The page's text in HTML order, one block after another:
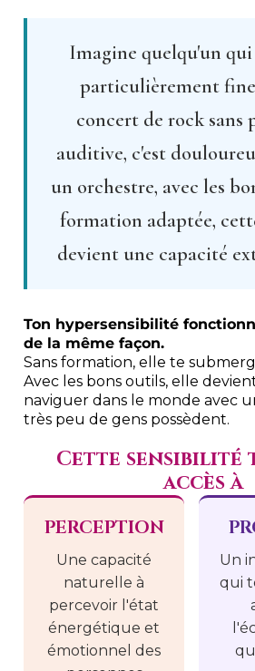
Imagine quelqu'un
particulièrement
concert de rock sans
auditive, c'est
un orchestre, avec les
formation adaptée,
devient une capacité
Ton hypersensibilité
de la même façon.
Sans formation, elle te
Avec les bons outils, elle
naviguer dans le monde avec
très peu de gens possèdent.
Cette sensibilité
accès à
PERCEPTION
Une capacité
naturelle à
percevoir l'état
énergétique et
émotionnel des
Un
qui